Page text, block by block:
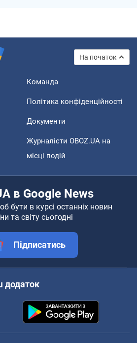
На початок
Команда
Політика конфіденційності
Документи
Журналісти OBOZ.UA на
місці подій
в Google News
бути в курсі останніх новин
та світу сьогодні
Підписатись
додаток